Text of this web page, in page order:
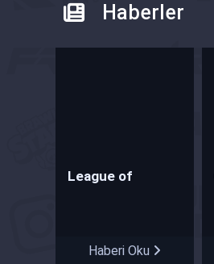
Haberler
League of
Haberi Oku